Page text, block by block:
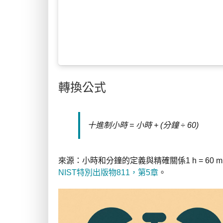
轉換公式
十進制小時 = 小時 + (分鐘 ÷ 60)
來源：小時和分鐘的定義與精確關係1 h = 60
NIST特別出版物811，第5章 。